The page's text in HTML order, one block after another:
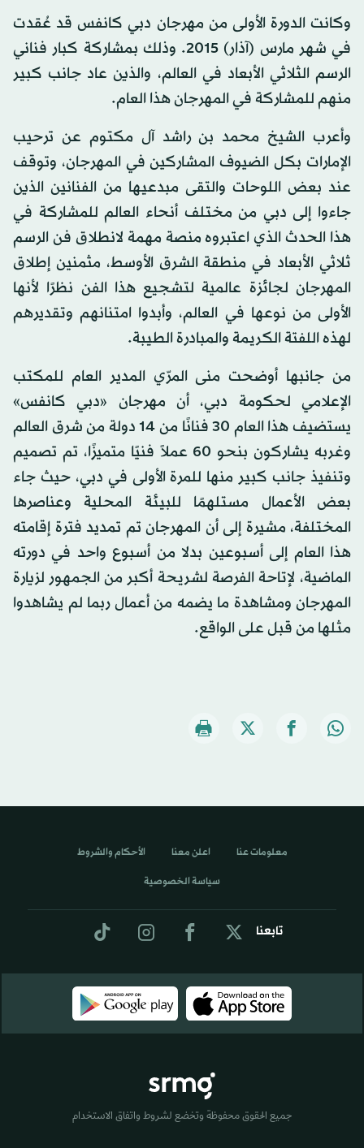
وكانت الدورة الأولى من مهرجان دبي كانفس قد عُقدت
في شهر مارس (آذار) 2015. وذلك بمشاركة كبار فناني
الرسم الثلاثي الأبعاد في العالم، والذين عاد جانب كبير
منهم للمشاركة في المهرجان هذا العام.
وأعرب الشيخ محمد بن راشد آل مكتوم عن ترحيب
الإمارات بكل الضيوف المشاركين في المهرجان، وتوقف
عند بعض اللوحات والتقى مبدعيها من الفنانين الذين
جاءوا إلى دبي من مختلف أنحاء العالم للمشاركة في
هذا الحدث الذي اعتبروه منصة مهمة لانطلاق فن الرسم
ثلاثي الأبعاد في منطقة الشرق الأوسط، مثمنين إطلاق
المهرجان لجائزة عالمية لتشجيع هذا الفن نظرًا لأنها
الأولى من نوعها في العالم، وأبدوا امتنانهم وتقديرهم
لهذه اللفتة الكريمة والمبادرة الطيبة.
من جانبها أوضحت منى المرّي المدير العام للمكتب
الإعلامي لحكومة دبي، أن مهرجان «دبي كانفس»
يستضيف هذا العام 30 فنانًا من 14 دولة من شرق العالم
وغربه يشاركون بنحو 60 عملاً فنيًا متميزًا، تم تصميم
وتنفيذ جانب كبير منها للمرة الأولى في دبي، حيث جاء
بعض الأعمال مستلهمًا للبيئة المحلية وعناصرها
المختلفة، مشيرة إلى أن المهرجان تم تمديد فترة إقامته
هذا العام إلى أسبوعين بدلا من أسبوع واحد في دورته
الماضية، لإتاحة الفرصة لشريحة أكبر من الجمهور لزيارة
المهرجان ومشاهدة ما يضمه من أعمال ربما لم يشاهدوا
مثلها من قبل على الواقع.
تابعنا
معلومات عنا اعلن معنا الأحكام والشروط
سياسة الخصوصية
جميع الحقوق محفوظة وتخضع لشروط واتفاق الاستخدام